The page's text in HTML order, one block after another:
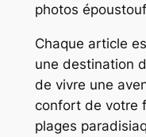
photos
Chaque article
une destination
de vivre une
confort de votre
plages